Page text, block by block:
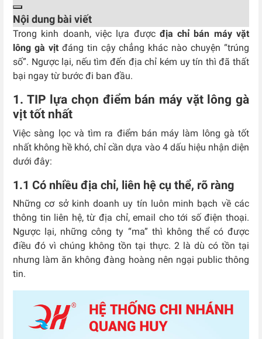
Nội dung bài viết
Trong kinh doanh, việc lựa được địa chỉ bán máy vặt
lông gà vịtđáng tin cậy chẳng khác nào chuyện “trúng
số”. Ngược lại, nếu tìm đến địa chỉ kém uy tín thì đã thất
bại ngay từ bước đi ban đầu.
1. TIP lựa chọn điểm bán máy vặt lông gà
vịt tốt nhất
Việc sàng lọc và tìm ra điểm bán máy làm lông gà tốt
nhất không hề khó, chỉ cần dựa vào 4 dấu hiệu nhận diện
dưới đây:
1.1 Có nhiều địa chỉ, liên hệ cụ thể, rõ ràng
Những cơ sở kinh doanh uy tín luôn minh bạch về các
thông tin liên hệ, từ địa chỉ, email cho tới số điện thoại.
Ngược lại, những công ty “ma” thì không thể có được
điều đó vì chúng không tồn tại thực. 2 là dù có tồn tại
nhưng làm ăn không đàng hoàng nên ngại public thông
tin.